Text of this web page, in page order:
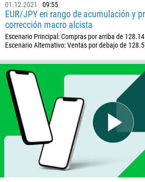
01.12.2021 09:55
EUR/JPY en rango de acumulación y
corrección macro alcista
Escenario Principal: Compras por arriba de
Escenario Alternativo: Ventas por debajo de